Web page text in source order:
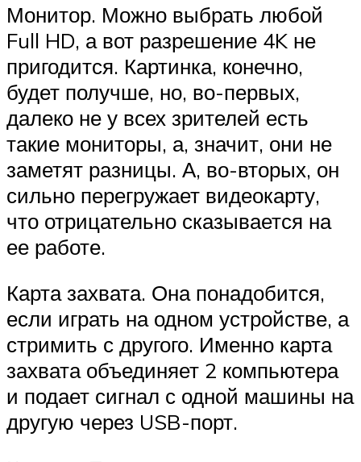
Монитор. Можно выбрать любой
Full HD, а вот разрешение 4K не
пригодится. Картинка, конечно,
будет получше, но, во-первых,
далеко не у всех зрителей есть
такие мониторы, а, значит, они не
заметят разницы. А, во-вторых, он
сильно перегружает видеокарту,
что отрицательно сказывается на
ее работе.
Карта захвата. Она понадобится,
если играть на одном устройстве, а
стримить с другого. Именно карта
захвата объединяет 2 компьютера
и подает сигнал с одной машины на
другую через USB-порт.